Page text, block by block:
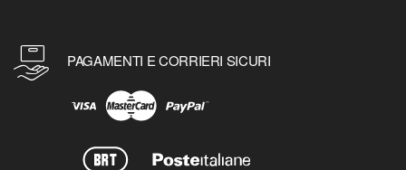
PAGAMENTI E CORRIERI SICURI